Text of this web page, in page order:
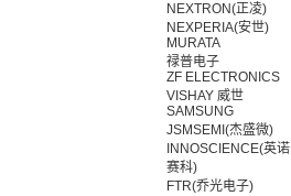
NEXTRON(正凌)
NEXPERIA(安世)
MURATA
禄普电子
ZF ELECTRONICS
VISHAY 威世
SAMSUNG
JSMSEMI(杰盛微)
INNOSCIENCE(英诺
赛科)
FTR(乔光电子)